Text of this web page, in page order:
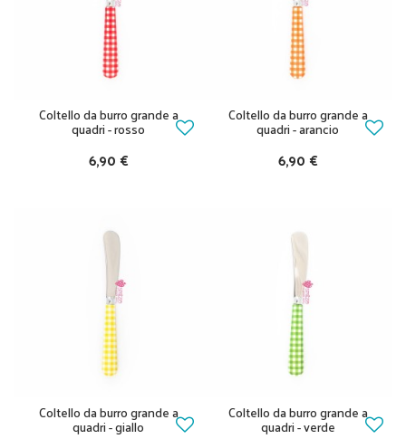
Coltello da burro grande a
quadri - rosso
6,90 €
Coltello da burro grande a
quadri - arancio
6,90 €
Coltello da burro grande a
quadri - giallo
Coltello da burro grande a
quadri - verde